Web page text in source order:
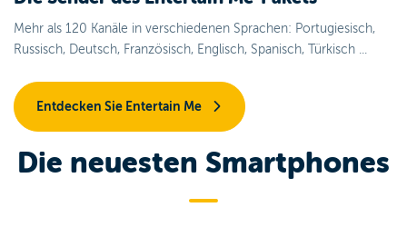
Mehr als 120 Kanäle in verschiedenen Sprachen: Portugiesisch,
Russisch, Deutsch, Französisch, Englisch, Spanisch, Türkisch ...
Entdecken Sie Entertain Me
Die neuesten Smartphones